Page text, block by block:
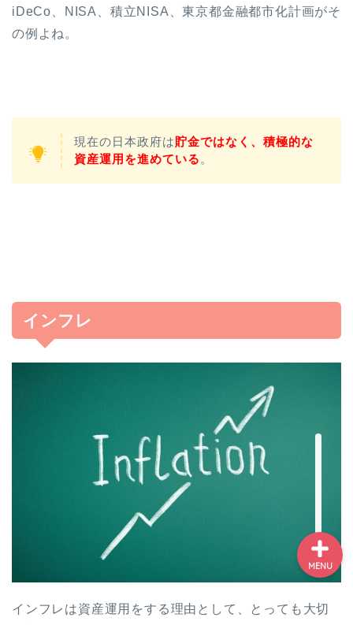
iDeCo、NISA、積立NISA、東京都金融都市化計画がそ
の例よね。
現在の日本政府は貯金ではなく、積極的な
資産運用を進めている 。
インフレ
インフレは資産運用をする理由として、とっても大切
MENU
お金のマインドを変え
ンキング
NISA記事まとめ-NISAで
失敗しない為に読むべき
記事一覧